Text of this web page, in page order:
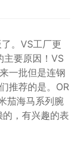
。VS工厂更
主要原因！VS
一批但是连钢
推荐的是。OR
茄海马系列腕
，有兴趣的表